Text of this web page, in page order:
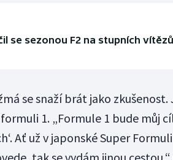
se sezonou F2 na stupních vítězů
se snaží brát jako
1. „Formule 1 bude můj
Ať už v japonské Super